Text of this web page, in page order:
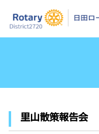
里山散策報告会